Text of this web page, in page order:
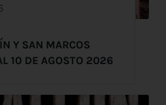
Y SAN MARCOS
10 DE AGOSTO 2026